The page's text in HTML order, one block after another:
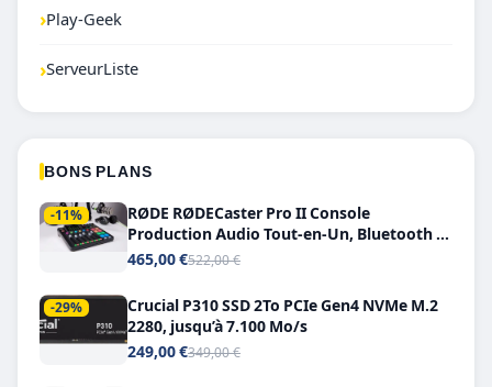
›Play-Geek
›ServeurListe
BONS PLANS
-11%
RØDE RØDECaster Pro II Console
Production Audio Tout-en-Un, Bluetooth et
Double USB-C
465,00 €522,00 €
-29%
Crucial P310 SSD 2To PCIe Gen4 NVMe M.2
2280, jusqu’à 7.100 Mo/s
249,00 €349,00 €